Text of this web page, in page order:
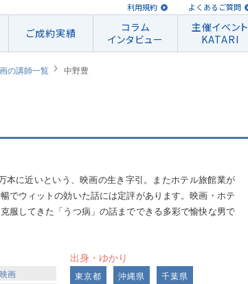
利用規約 よくあるご質問
ご成約実績
コラム
インタビュー
主催イベント
KATARI
の講師一覧 中野豊
本に近いという、映画の生き字引。またホテル旅館業が
でウィットの効いた話には定評があります。映画・ホテ
服してきた「うつ病」の話までできる多彩で愉快な男で
映画
出身・ゆかり
東京都 沖縄県 千葉県